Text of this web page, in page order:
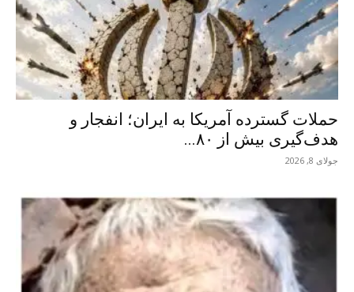
حملات گسترده آمریکا به ایران؛ انفجار و
هدف‌گیری بیش از ۸۰...
جولای 8, 2026